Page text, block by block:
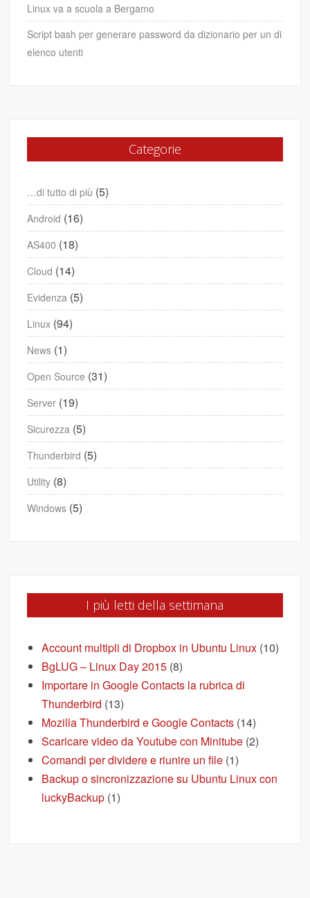
Linux va a scuola a Bergamo
Script bash per generare password da dizionario per un di
elenco utenti
Categorie
…di tutto di più (5)
Android (16)
AS400 (18)
Cloud (14)
Evidenza (5)
Linux (94)
News (1)
Open Source (31)
Server (19)
Sicurezza (5)
Thunderbird (5)
Utility (8)
Windows (5)
I più letti della settimana
Account multipli di Dropbox in Ubuntu Linux (10)
BgLUG – Linux Day 2015 (8)
Importare in Google Contacts la rubrica di
Thunderbird (13)
Mozilla Thunderbird e Google Contacts (14)
Scaricare video da Youtube con Minitube (2)
Comandi per dividere e riunire un file (1)
Backup o sincronizzazione su Ubuntu Linux con
luckyBackup (1)